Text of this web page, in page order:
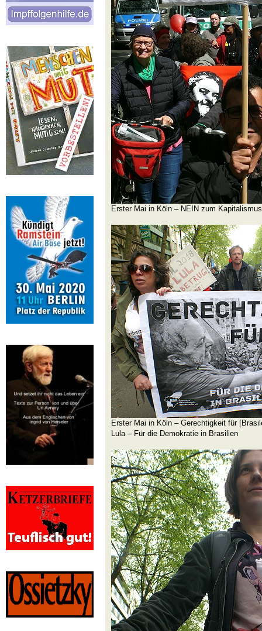
Erster Mai in Köln – NEIN zum
Erster Mai in Köln – Gerechtigkeit für
Lula – Für die Demokratie in Brasilien